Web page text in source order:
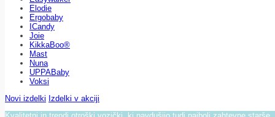
Elodie
Ergobaby
ICandy
Joie
KikkaBoo®
Mast
Nuna
UPPABaby
Voksi
Novi izdelki Izdelki v akciji